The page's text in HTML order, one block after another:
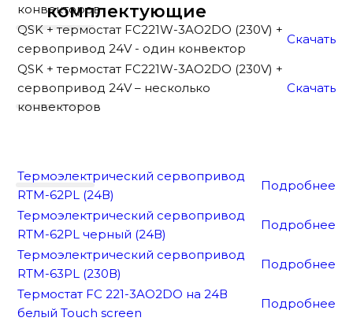
комплектующие
конвекторов
QSK + термостат FC221W-3AO2DO (230V) +
сервопривод 24V - один конвектор
Скачать
QSK + термостат FC221W-3AO2DO (230V) +
сервопривод 24V – несколько
конвекторов
Скачать
Термоэлектрический сервопривод
RTM-62PL (24В)
Подробнее
Термоэлектрический сервопривод
RTM-62PL черный (24В)
Подробнее
Термоэлектрический сервопривод
RTM-63PL (230В)
Подробнее
Термостат FC 221-3AO2DO на 24В
белый Touch screen
Подробнее